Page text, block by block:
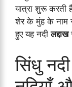
यात्रा शुरू करती
शेर के मुंह के नाम
हुए यह नदीलद्दाख
सिंधु